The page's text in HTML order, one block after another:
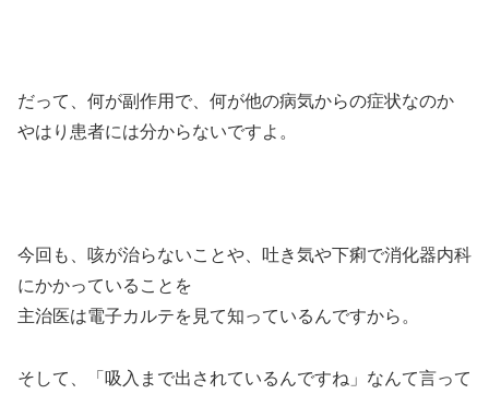
だって、何が副作用で、何が他の病気からの症状なのか
やはり患者には分からないですよ。
今回も、咳が治らないことや、吐き気や下痢で消化器内科
にかかっていることを
主治医は電子カルテを見て知っているんですから。
そして、「吸入まで出されているんですね」なんて言って